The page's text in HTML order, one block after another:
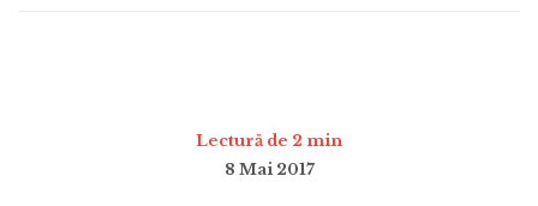
Lectură de 2 min
8 Mai 2017